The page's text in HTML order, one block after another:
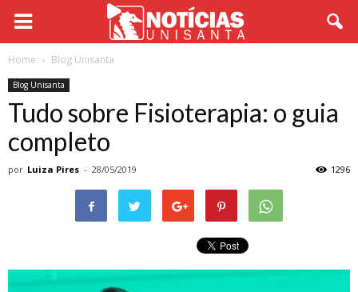
Home Blog Unisanta
Blog Unisanta
Tudo sobre Fisioterapia: o guia
completo
por Luiza Pires - 28/05/2019 1296